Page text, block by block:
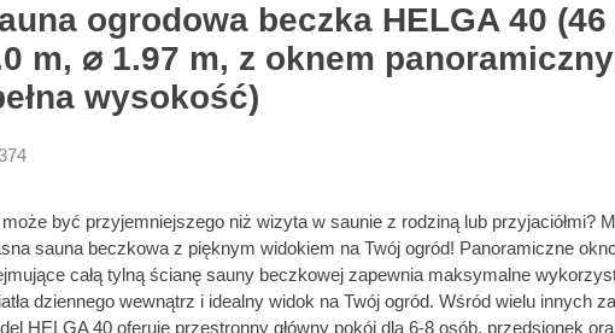
ogrodowa beczka HELGA 40 (46
m, ⌀ 1.97 m, z oknem
wysokość)
być przyjemniejszego niż wizyta w saunie z rodziną lub przyjaciółmi?
sauna beczkowa z pięknym widokiem na Twój ogród! Panoramiczne
całą tylną ścianę sauny beczkowej zapewnia maksymalne
dziennego wewnątrz i idealny widok na Twój ogród. Wśród wielu innych
HELGA 40 oferuje przestronny główny pokój dla 6-8 osób, przedsionek